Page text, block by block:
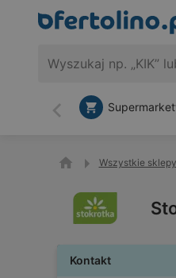
Wstecz
Wszystkie
Kontakt